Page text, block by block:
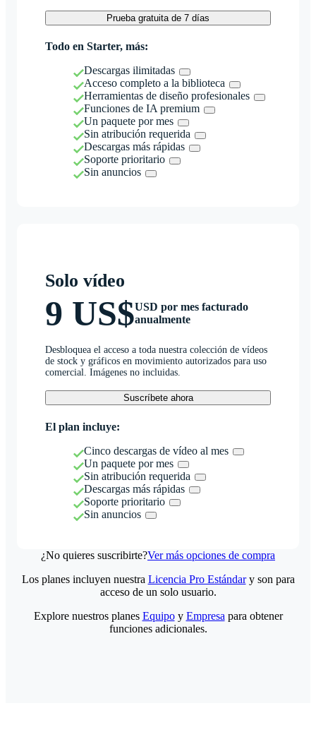
Prueba gratuita de 7 días
Todo en Starter, más:
Descargas ilimitadas
Acceso completo a la biblioteca
Herramientas de diseño profesionales
Funciones de IA premium
Un paquete por mes
Sin atribución requerida
Descargas más rápidas
Soporte prioritario
Sin anuncios
Solo vídeo
9 US$USD por mes facturado
anualmente
Desbloquea el acceso a toda nuestra colección de vídeos
de stock y gráficos en movimiento autorizados para uso
comercial. Imágenes no incluidas.
Suscríbete ahora
El plan incluye:
Cinco descargas de vídeo al mes
Un paquete por mes
Sin atribución requerida
Descargas más rápidas
Soporte prioritario
Sin anuncios
¿No quieres suscribirte?Ver más opciones de compra
Los planes incluyen nuestra Licencia Pro Estándary son para
acceso de un solo usuario.
Explore nuestros planes Equipoy Empresa para obtener
funciones adicionales.